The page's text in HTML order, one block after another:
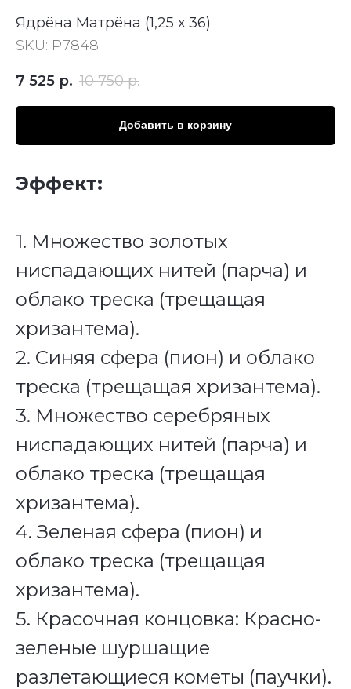
Ядрёна Матрёна (1,25 х 36)
SKU: Р7848
7 525 р. 10 750 р.
Добавить в корзину
Эффект:
1. Множество золотых
ниспадающих нитей (парча) и
облако треска (трещащая
хризантема).
2. Синяя сфера (пион) и облако
треска (трещащая хризантема).
3. Множество серебряных
ниспадающих нитей (парча) и
облако треска (трещащая
хризантема).
4. Зеленая сфера (пион) и
облако треска (трещащая
хризантема).
5. Красочная концовка: Красно-
зеленые шуршащие
разлетающиеся кометы (паучки).